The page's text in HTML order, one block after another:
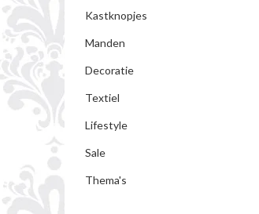
Kastknopjes
Manden
Decoratie
Textiel
Lifestyle
Sale
Thema's